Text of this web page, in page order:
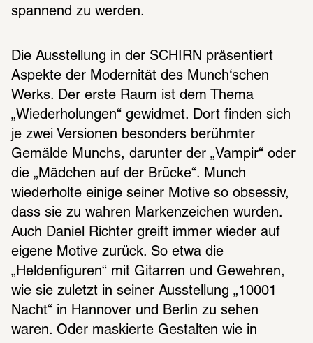
spannend zu werden.
Die Ausstellung in der SCHIRN präsentiert
Aspekte der Modernität des Munch‘schen
Werks. Der erste Raum ist dem Thema
„Wiederholungen“ gewidmet. Dort finden sich
je zwei Versionen besonders berühmter
Gemälde Munchs, darunter der „Vampir“ oder
die „Mädchen auf der Brücke“. Munch
wiederholte einige seiner Motive so obsessiv,
dass sie zu wahren Markenzeichen wurden.
Auch Daniel Richter greift immer wieder auf
eigene Motive zurück. So etwa die
„Heldenfiguren“ mit Gitarren und Gewehren,
wie sie zuletzt in seiner Ausstellung „10001
Nacht“ in Hannover und Berlin zu sehen
waren. Oder maskierte Gestalten wie in